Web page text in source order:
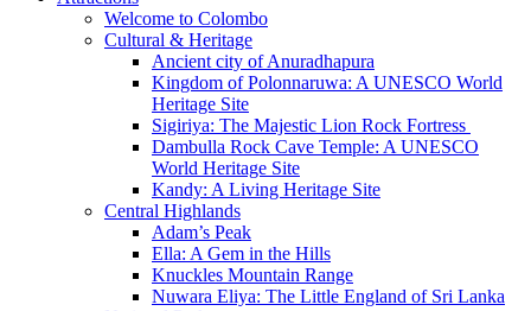
Welcome to Colombo
Cultural & Heritage
Ancient city of Anuradhapura
Kingdom of Polonnaruwa: A UNESCO World
Heritage Site
Sigiriya: The Majestic Lion Rock Fortress
Dambulla Rock Cave Temple: A UNESCO
World Heritage Site
Kandy: A Living Heritage Site
Central Highlands
Adam’s Peak
Ella: A Gem in the Hills
Knuckles Mountain Range
Nuwara Eliya: The Little England of Sri Lanka